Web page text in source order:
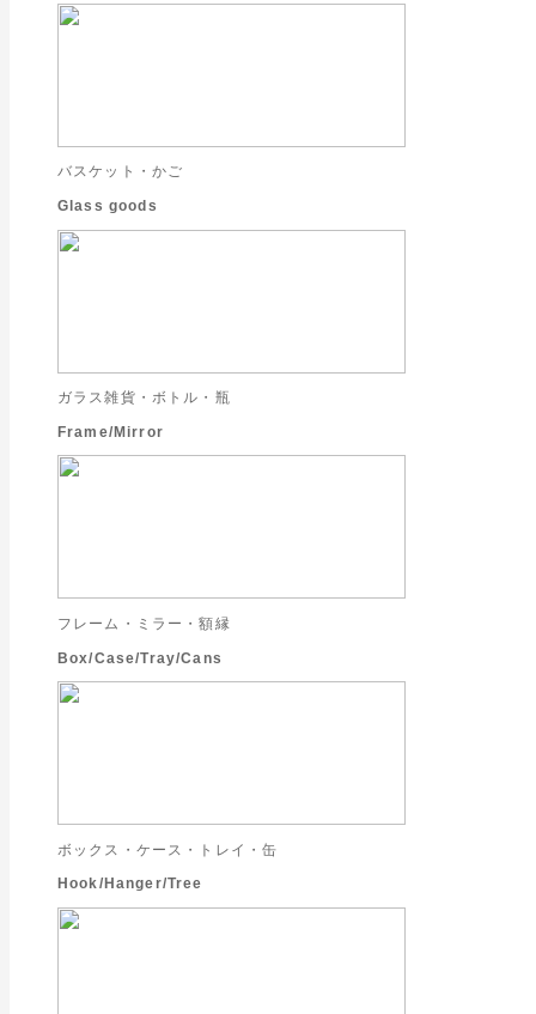
バスケット・かご
Glass goods
ガラス雑貨・ボトル・瓶
Frame/Mirror
フレーム・ミラー・額縁
Box/Case/Tray/Cans
ボックス・ケース・トレイ・缶
Hook/Hanger/Tree